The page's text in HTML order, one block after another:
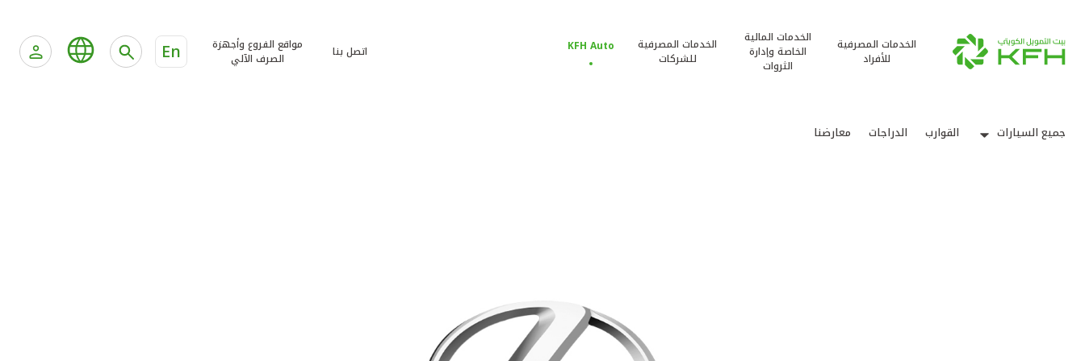
الخدمات المصرفية
للأفراد
الخدمات المالية
الخاصة وإدارة
الثروات
الخدمات المصرفية
للشركات
KFH Auto اتصل بنا
مواقع الفروع وأجهزة
الصرف الآلي
En
جميع السيارات القوارب الدراجات معارضنا